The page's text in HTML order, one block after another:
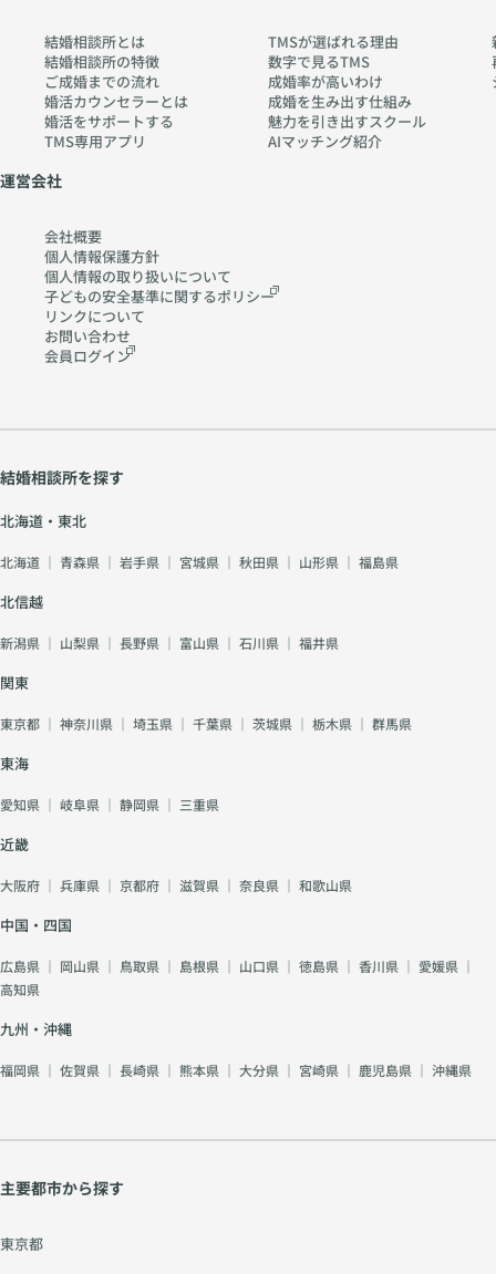
結婚相談所とは
結婚相談所の特徴
ご成婚までの流れ
婚活カウンセラーとは
婚活をサポートする
TMS専用アプリ
TMSが選ばれる理由
数字で見るTMS
成婚率が高いわけ
成婚を生み出す仕組み
魅力を引き出すスクール
AIマッチング紹介
運営会社
会社概要
個人情報保護方針
個人情報の取り扱いについて
子どもの安全基準に関するポリシー
リンクについて
お問い合わせ
会員ログイン
結婚相談所を探す
北海道・東北
北海道 ｜ 青森県 ｜ 岩手県 ｜ 宮城県 ｜ 秋田県 ｜ 山形県 ｜ 福島県
北信越
新潟県 ｜ 山梨県 ｜ 長野県 ｜ 富山県 ｜ 石川県 ｜ 福井県
関東
東京都 ｜ 神奈川県 ｜ 埼玉県 ｜ 千葉県 ｜ 茨城県 ｜ 栃木県 ｜ 群馬県
東海
愛知県 ｜ 岐阜県 ｜ 静岡県 ｜ 三重県
近畿
大阪府 ｜ 兵庫県 ｜ 京都府 ｜ 滋賀県 ｜ 奈良県 ｜ 和歌山県
中国・四国
広島県 ｜ 岡山県 ｜ 鳥取県 ｜ 島根県 ｜ 山口県 ｜ 徳島県 ｜ 香川県 ｜ 愛媛県 ｜
高知県
九州・沖縄
福岡県 ｜ 佐賀県 ｜ 長崎県 ｜ 熊本県 ｜ 大分県 ｜ 宮崎県 ｜ 鹿児島県 ｜ 沖縄県
主要都市から探す
東京都